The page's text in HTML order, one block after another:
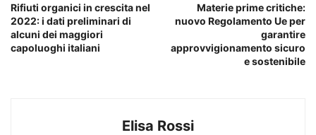
Rifiuti organici in crescita nel
2022: i dati preliminari di
alcuni dei maggiori
capoluoghi italiani
Materie prime critiche:
nuovo Regolamento Ue per
garantire
approvvigionamento sicuro
e sostenibile
Elisa Rossi